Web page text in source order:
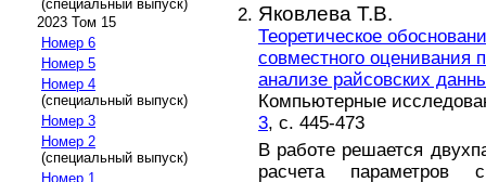
(специальный выпуск)
2023 Том 15
Номер 6
Номер 5
Номер 4
(специальный выпуск)
Номер 3
Номер 2
(специальный выпуск)
Номер 1
Яковлева Т.В.
Теоретическое
совместного оценивания
анализе райсовских
Компьютерные
3, с. 445-473
В работе решается
расчета